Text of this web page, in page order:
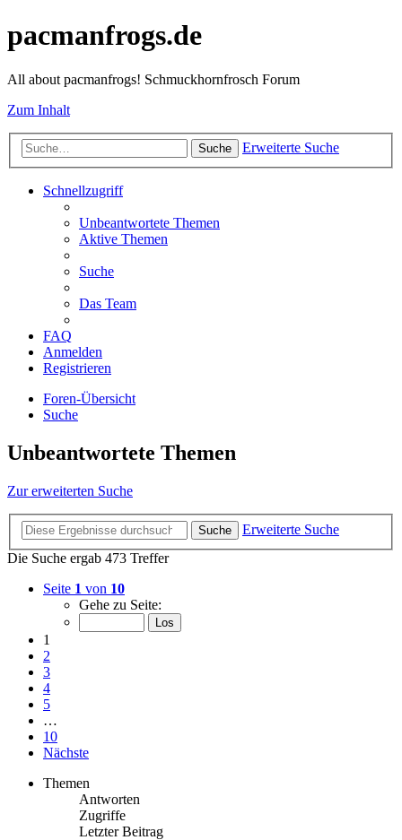
pacmanfrogs.de
All about pacmanfrogs! Schmuckhornfrosch Forum
Zum Inhalt
Suche Erweiterte Suche
Schnellzugriff
Unbeantwortete Themen
Aktive Themen
Suche
Das Team
FAQ
Anmelden
Registrieren
Foren-Übersicht
Suche
Unbeantwortete Themen
Zur erweiterten Suche
Suche
Erweiterte Suche
Die Suche ergab 473 Treffer
Seite 1 von 10
Gehe zu Seite:
1
2
3
4
5
…
10
Nächste
Themen
Antworten
Zugriffe
Letzter Beitrag